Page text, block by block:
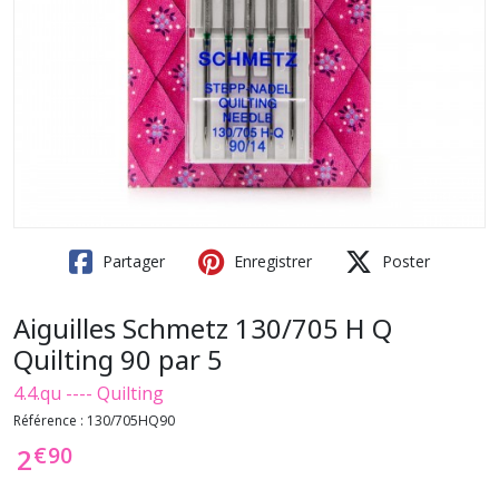
Partager Enregistrer Poster
Aiguilles Schmetz 130/705 H Q
Quilting 90 par 5
4.4.qu ---- Quilting
Référence : 130/705HQ90
2€90